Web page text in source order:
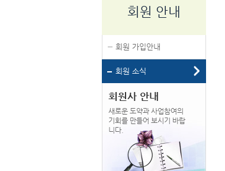
회원 안내
회원 가입안내
회원 소식
회원사 안내
새로운 도약과 사업참여의
기회를 만들어 보시기 바랍
니다.